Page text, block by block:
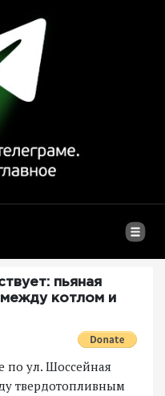
пьяная
котлом и
по ул. Шоссейная
твердотопливным